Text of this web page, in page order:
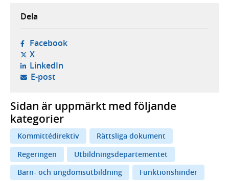
Dela
Facebook- öppnas i ny flik, extern webbplats,
X- öppnas i ny flik, extern webbplats,
LinkedIn- öppnas i ny flik, extern webbplats,
E-post- öppnar din e-postklient,
Sidan är uppmärkt med följande
kategorier
Kommittédirektiv
Rättsliga dokument
Regeringen
Utbildningsdepartementet
Barn- och ungdomsutbildning
Funktionshinder